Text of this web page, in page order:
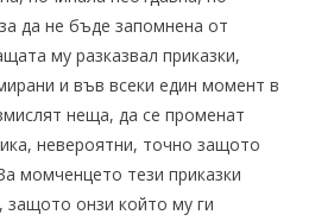
да не бъде запомнена от
му разказвал приказки,
и във всеки един момент в
неща, да се променат
невероятни, точно защото
момченцето тези приказки
защото онзи който му ги